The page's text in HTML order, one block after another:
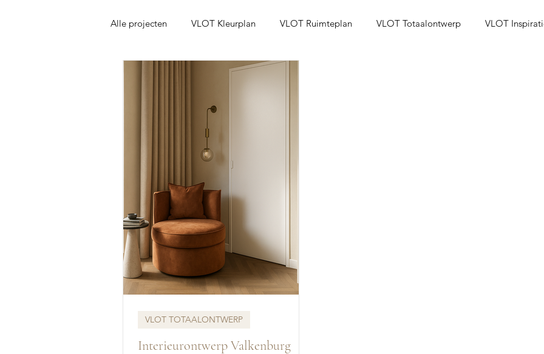
Alle projecten VLOT Kleurplan VLOT Ruimteplan VLOT Totaalontwerp VLOT
Interieurontwerp Valkenburg
VLOT TOTAALONTWERP